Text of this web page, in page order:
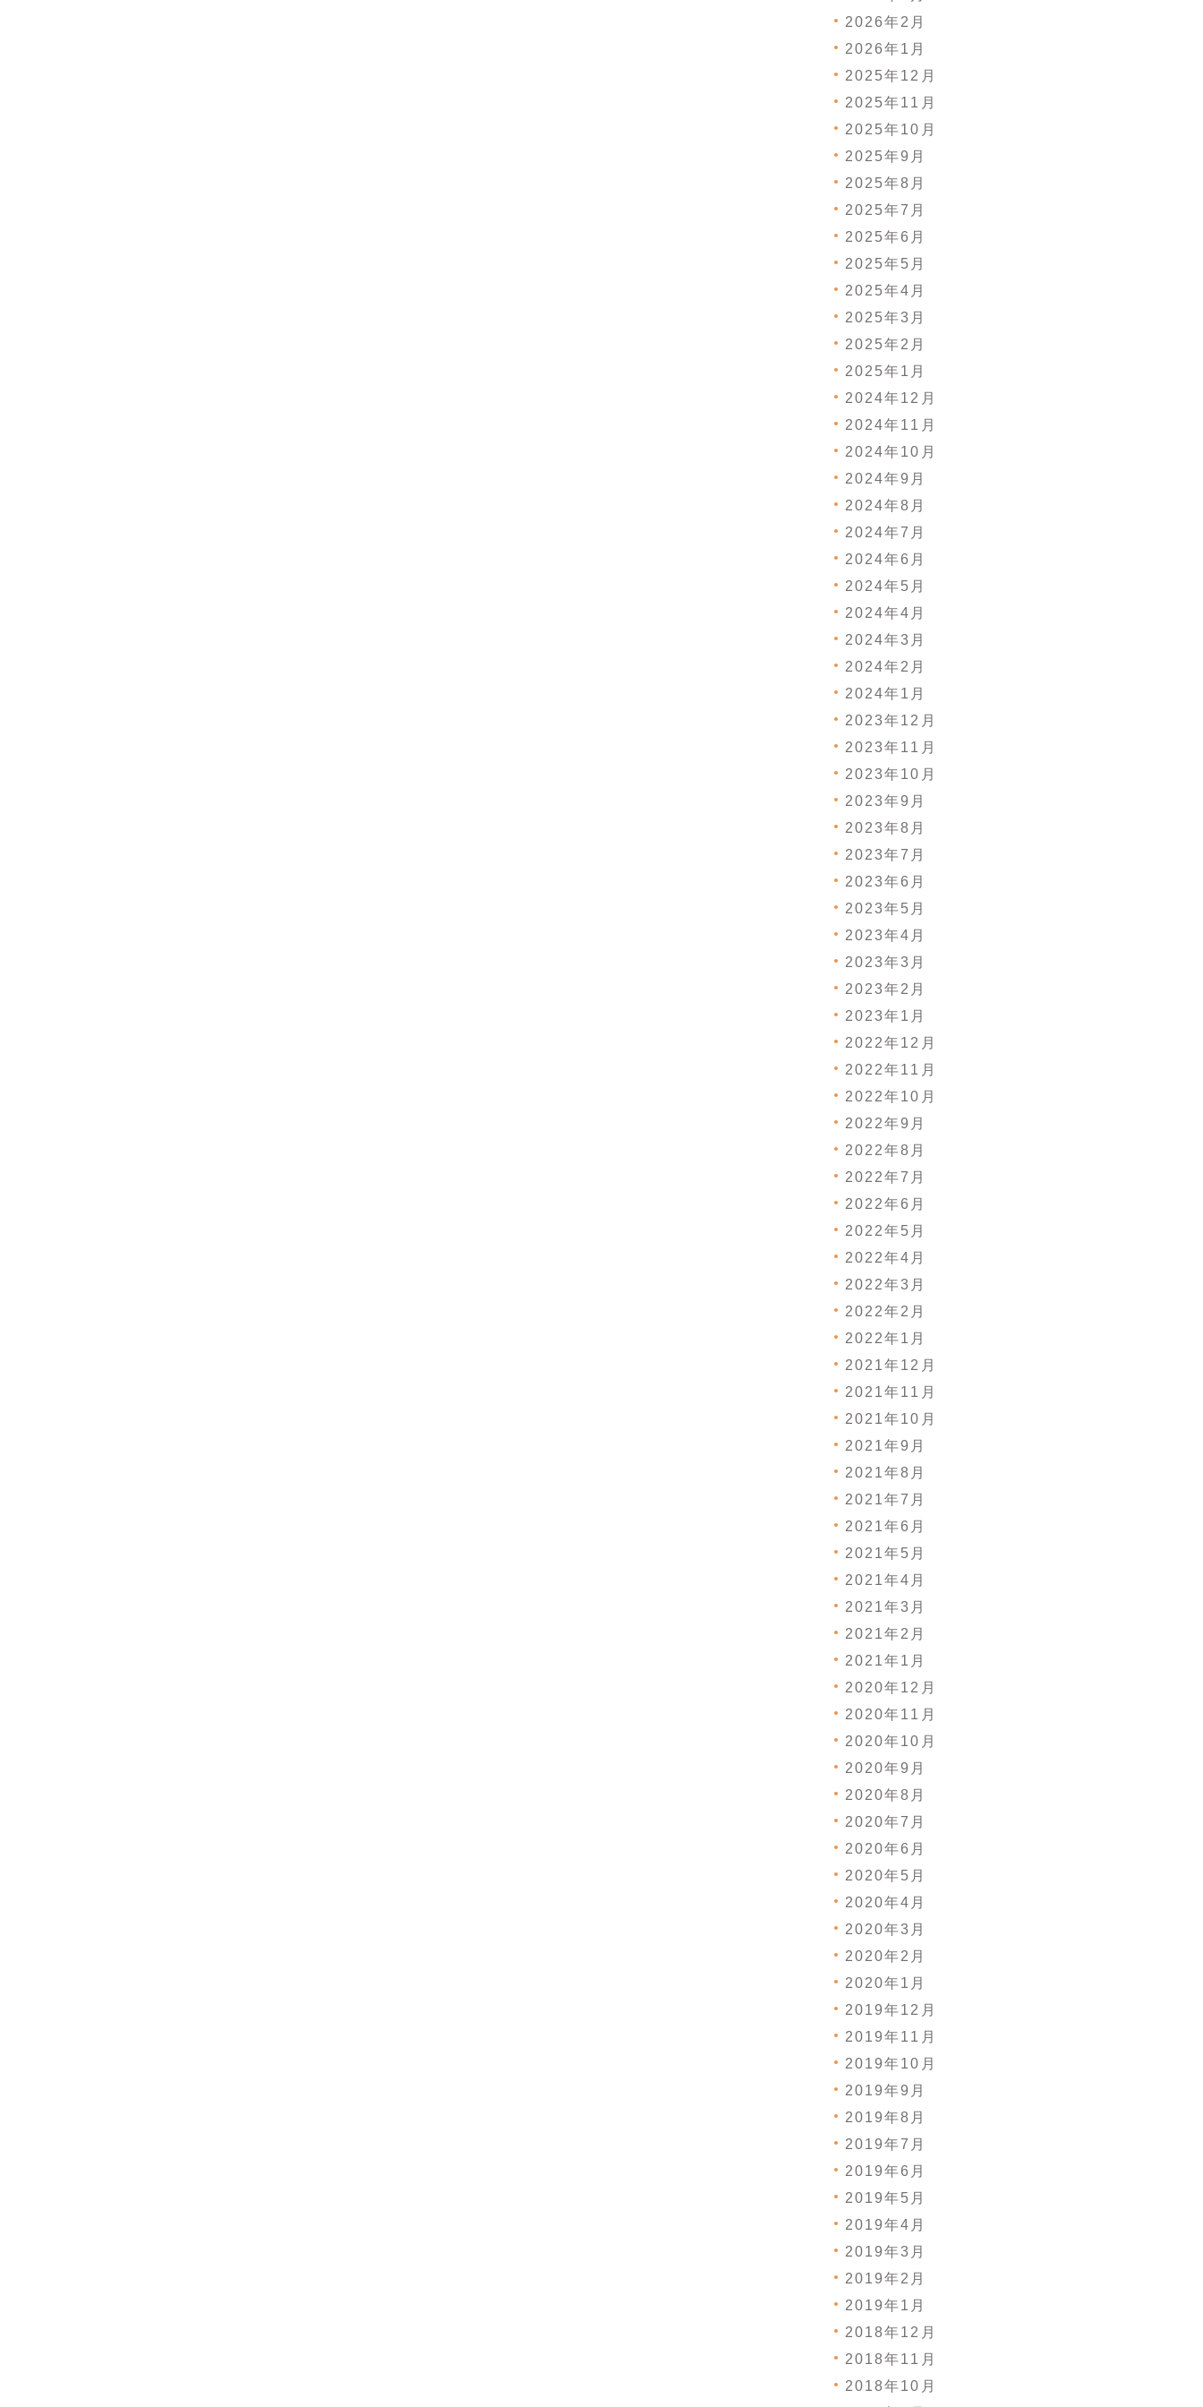
2026年2月
2026年1月
2025年12月
2025年11月
2025年10月
2025年9月
2025年8月
2025年7月
2025年6月
2025年5月
2025年4月
2025年3月
2025年2月
2025年1月
2024年12月
2024年11月
2024年10月
2024年9月
2024年8月
2024年7月
2024年6月
2024年5月
2024年4月
2024年3月
2024年2月
2024年1月
2023年12月
2023年11月
2023年10月
2023年9月
2023年8月
2023年7月
2023年6月
2023年5月
2023年4月
2023年3月
2023年2月
2023年1月
2022年12月
2022年11月
2022年10月
2022年9月
2022年8月
2022年7月
2022年6月
2022年5月
2022年4月
2022年3月
2022年2月
2022年1月
2021年12月
2021年11月
2021年10月
2021年9月
2021年8月
2021年7月
2021年6月
2021年5月
2021年4月
2021年3月
2021年2月
2021年1月
2020年12月
2020年11月
2020年10月
2020年9月
2020年8月
2020年7月
2020年6月
2020年5月
2020年4月
2020年3月
2020年2月
2020年1月
2019年12月
2019年11月
2019年10月
2019年9月
2019年8月
2019年7月
2019年6月
2019年5月
2019年4月
2019年3月
2019年2月
2019年1月
2018年12月
2018年11月
2018年10月